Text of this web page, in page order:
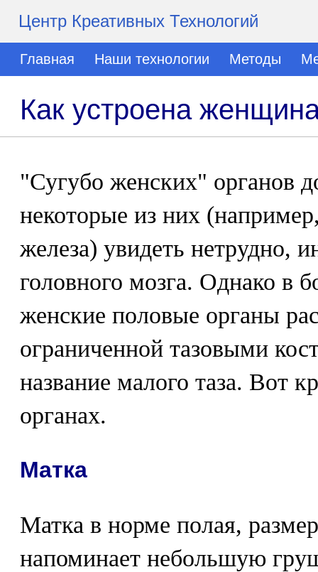
Центр Креативных Технологий
Главная Наши технологии Методы
Как устроена
"Сугубо женских" органов
некоторые из них
железа) увидеть нетрудно,
головного мозга. Однако в
женские половые органы
ограниченной тазовыми
название малого таза. Вот
органах.
Матка
Матка в норме полая,
напоминает небольшую